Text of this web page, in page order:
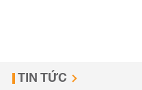
TIN TỨC